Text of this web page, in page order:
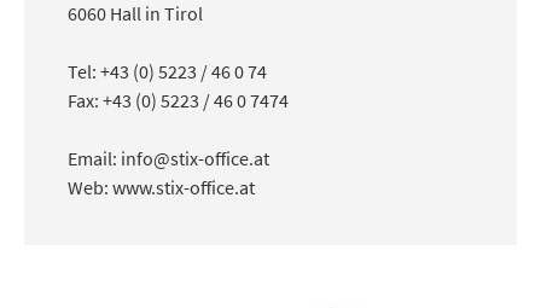
6060 Hall in Tirol
Tel: +43 (0) 5223 / 46 0 74
Fax: +43 (0) 5223 / 46 0 7474
Email: info@stix-office.at
Web: www.stix-office.at